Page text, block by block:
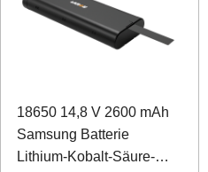
18650 14,8 V 2600 mAh
Samsung Batterie
Lithium-Kobalt-Säure-